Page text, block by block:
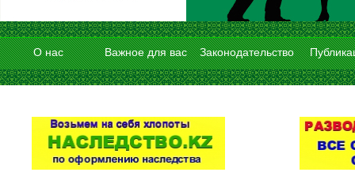
О нас Важное для вас Законодательство